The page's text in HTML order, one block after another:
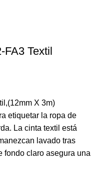
FA3 Textil
X 3m)
etiquetar la ropa de
La cinta textil está
lavado tras
fondo claro asegura una